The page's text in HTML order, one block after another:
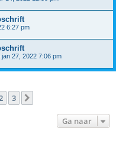
6:27 pm
jan 27, 2022 7:06 pm
3
Ga naar